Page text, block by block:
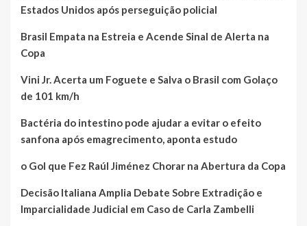
Estados Unidos após perseguição policial
Brasil Empata na Estreia e Acende Sinal de Alerta na
Copa
Vini Jr. Acerta um Foguete e Salva o Brasil com Golaço
de 101 km/h
Bactéria do intestino pode ajudar a evitar o efeito
sanfona após emagrecimento, aponta estudo
o Gol que Fez Raúl Jiménez Chorar na Abertura da Copa
Decisão Italiana Amplia Debate Sobre Extradição e
Imparcialidade Judicial em Caso de Carla Zambelli